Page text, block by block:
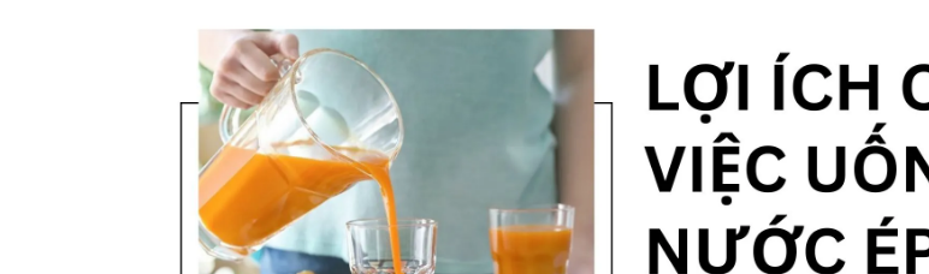
mộc thơm ngon,
chuẩn vị
10/06/2026
Những tiêu chí đánh
giá một loại bột cà
phê nguyên chất
ngon
Máy pha cà phê
DeLonghi có gì đặc
biệt mà hàng triệu
người yêu thích?
10/06/2026
Cách vệ sinh và bảo
dưỡng máy pha cà
phê Winci đúng